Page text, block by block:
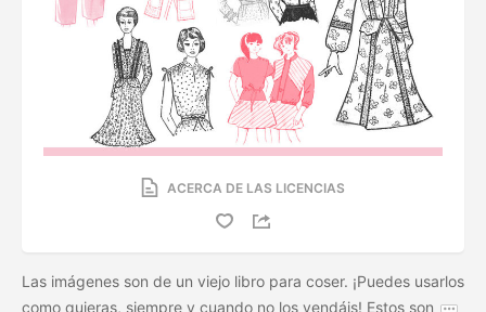
ACERCA DE LAS LICENCIAS
Las imágenes son de un viejo libro para coser. ¡Puedes usarlos
como quieras, siempre y cuando no los vendáis! Estos son